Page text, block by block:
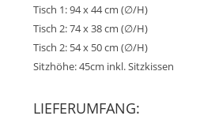
Tisch 1: 94 x 44 cm (∅/H)
Tisch 2: 74 x 38 cm (∅/H)
Tisch 2: 54 x 50 cm (∅/H)
Sitzhöhe: 45cm inkl. Sitzkissen
LIEFERUMFANG: